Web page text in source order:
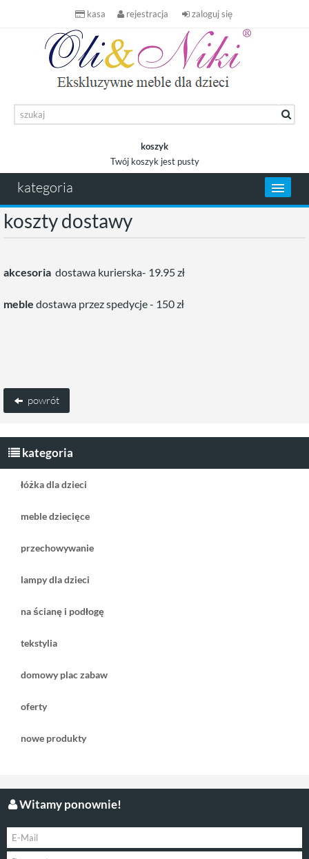
kasa rejestracja zaloguj się
koszyk
Twój koszyk jest pusty
kategoria
koszty dostawy
akcesoria dostawa kurierska- 19.95 zł
meble dostawa przez spedycje - 150 zł
powrót
kategoria
łóżka dla dzieci
meble dziecięce
przechowywanie
lampy dla dzieci
na ścianę i podłogę
tekstylia
domowy plac zabaw
oferty
nowe produkty
Witamy ponownie!